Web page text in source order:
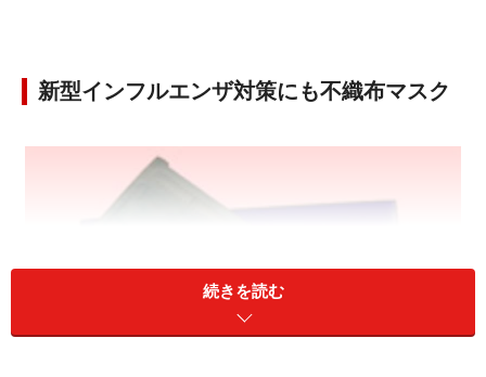
新型インフルエンザ対策にも不織布マスク
続きを読む